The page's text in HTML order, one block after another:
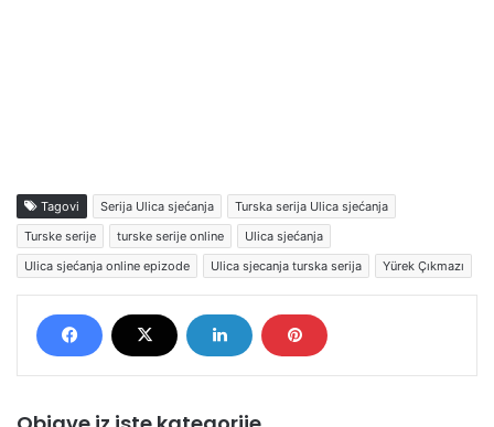
Tagovi Serija Ulica sjećanja
Turska serija Ulica sjećanja
Turske serije
turske serije online
Ulica sjećanja
Ulica sjećanja online epizode
Ulica sjecanja turska serija Yürek Çıkmazı